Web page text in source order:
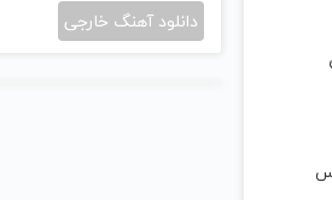
دانلود آهنگ خارجی